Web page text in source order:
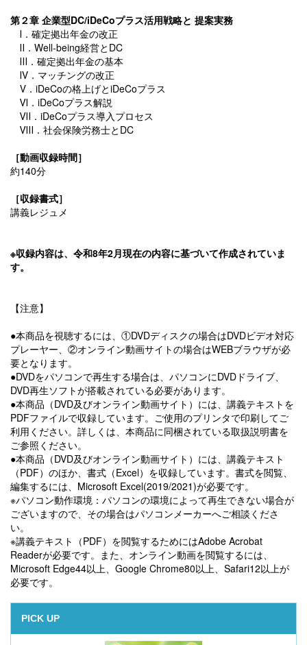
第２章 企業型DC/iDeCoプラス活用戦略と 提案実務
Ⅰ．確定拠出年金の改正
Ⅱ．Well-being経営とDC
Ⅲ．確定拠出年金の基本
Ⅳ．マッチングの改正
Ⅴ．iDeCoの格上げとiDeCoプラス
Ⅵ．iDeCoプラス解説
Ⅶ．iDeCoプラス導入プロセス
Ⅷ．社会保険労務士とDC
［動画収録時間］
約140分
［収録書式］
講義レジュメ
※収録内容は、令和8年2月現在の内容に基づいて作成されていま
す。
【注意】
●本商品を視聴するには、①DVDディスクの場合はDVDビデオ対応
プレーヤー、②オンライン動画サイトの場合はWEBブラウザが必
要となります。
●DVDをパソコンで再生する場合は、パソコンにDVDドライブ、
DVD再生ソフトが搭載されている必要があります。
●本商品（DVD及びオンライン動画サイト）には、講義テキストを
PDFファイルで収録しています。ご使用のプリンタで印刷してご
利用ください。詳しくは、本商品に同梱されている取扱説明書を
ご参照ください。
●本商品（DVD及びオンライン動画サイト）には、講義テキスト
（PDF）のほか、書式（Excel）を収録しています。書式を閲覧、
編集するには、Microsoft Excel(2019/2021)が必要です。
※パソコン動作環境：パソコンの環境によって再生できない場合が
ございますので、その場合はパソコンメーカーへご相談くださ
い。
※講義テキスト（PDF）を閲覧するためにはAdobe Acrobat
Readerが必要です。また、オンライン動画を閲覧するには、
Microsoft Edge44以上、Google Chrome80以上、Safari12以上が
必要です。
PICK UP